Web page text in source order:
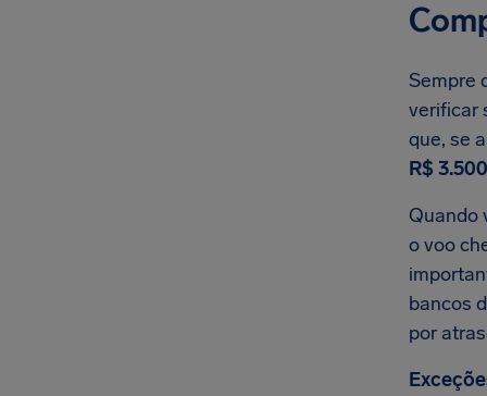
Sempre
verificar
que, se
R$
Quando
o voo
bancos
por